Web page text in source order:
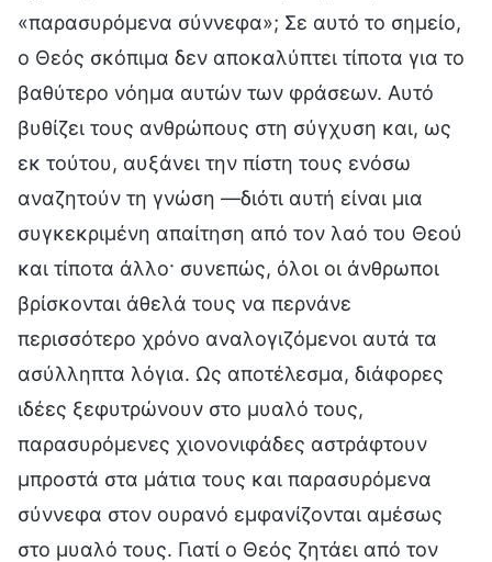
«παρασυρόμενα σύννεφα»; Σε αυτό το σημείο,
ο Θεός σκόπιμα δεν αποκαλύπτει τίποτα για το
βαθύτερο νόημα αυτών των φράσεων. Αυτό
βυθίζει τους ανθρώπους στη σύγχυση και, ως
εκ τούτου, αυξάνει την πίστη τους ενόσω
αναζητούν τη γνώση —διότι αυτή είναι μια
συγκεκριμένη απαίτηση από τον λαό του Θεού
και τίποτα άλλο· συνεπώς, όλοι οι άνθρωποι
βρίσκονται άθελά τους να περνάνε
περισσότερο χρόνο αναλογιζόμενοι αυτά τα
ασύλληπτα λόγια. Ως αποτέλεσμα, διάφορες
ιδέες ξεφυτρώνουν στο μυαλό τους,
παρασυρόμενες χιονονιφάδες αστράφτουν
μπροστά στα μάτια τους και παρασυρόμενα
σύννεφα στον ουρανό εμφανίζονται αμέσως
στο μυαλό τους. Γιατί ο Θεός ζητάει από τον